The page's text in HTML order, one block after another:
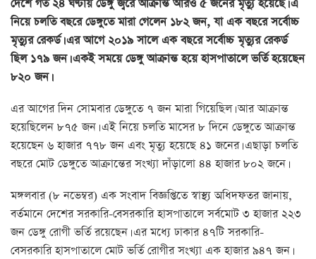
দেশে গত ২৪ ঘণ্টায় ডেঙ্গু জ্বরে আক্রান্ত আরও ৫ জনের মৃত্যু হয়েছে। এ
নিয়ে চলতি বছরে ডেঙ্গুতে মারা গেলেন ১৮২ জন, যা এক বছরে সর্বোচ্চ
মৃত্যুর রেকর্ড। এর আগে ২০১৯ সালে এক বছরে সর্বোচ্চ মৃত্যুর রেকর্ড
ছিল ১৭৯ জন।একই সময়ে ডেঙ্গু আক্রান্ত হয়ে হাসপাতালে ভর্তি হয়েছেন
৮২০ জন।
এর আগের দিন সোমবার ডেঙ্গুতে ৭ জন মারা গিয়েছিল। আর আক্রান্ত
হয়েছিলেন ৮৭৫ জন। এই নিয়ে চলতি মাসের ৮ দিনে ডেঙ্গুতে আক্রান্ত
হয়েছেন ৬ হাজার ৭৭৮ জন এবং মৃত্যু হয়েছে ৪১ জনের। এছাড়া চলতি
বছরে মোট ডেঙ্গুতে আক্রান্তের সংখ্যা দাঁড়ালো ৪৪ হাজার ৮০২ জনে।
মঙ্গলবার (৮ নভেম্বর) এক সংবাদ বিজ্ঞপ্তিতে স্বাস্থ্য অধিদফতর জানায়,
বর্তমানে দেশের সরকারি-বেসরকারি হাসপাতালে সর্বমোট ৩ হাজার ২২৩
জন ডেঙ্গু রোগী ভর্তি রয়েছেন। এর মধ্যে ঢাকার ৪৭টি সরকারি-
বেসরকারি হাসপাতালে মোট ভর্তি রোগীর সংখ্যা এক হাজার ৯৪৭ জন।